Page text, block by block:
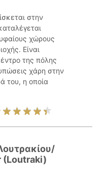
στην
χώρους
Είναι
της πόλης
χάρη στην
του, η οποία
(Loutraki)